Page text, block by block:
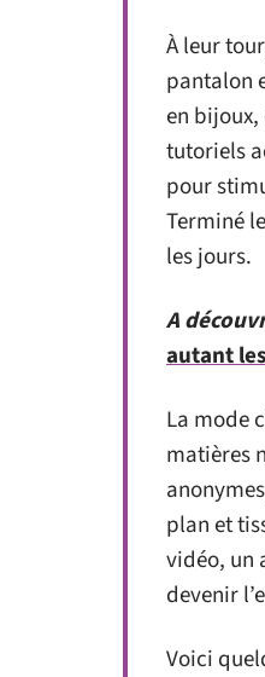
À leur
pantalon
en
tutoriels
pour
Terminé
les jours.
A
autant
La mode
matières
plan et
vidéo, un
devenir
Voici